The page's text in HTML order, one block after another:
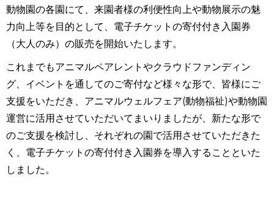
動物園の各園にて、来園者様の利便性向上や動物展示の魅
力向上等を目的として、電子チケットの寄付付き入園券
（大人のみ）の販売を開始いたします。
これまでもアニマルペアレントやクラウドファンディン
グ、イベントを通してのご寄付など様々な形で、皆様にご
支援をいただき、アニマルウェルフェア(動物福祉)や動物園
運営に活用させていただいてまいりましたが、新たな形で
のご支援を検討し、それぞれの園で活用させていただきた
く、電子チケットの寄付付き入園券を導入することといた
しました。